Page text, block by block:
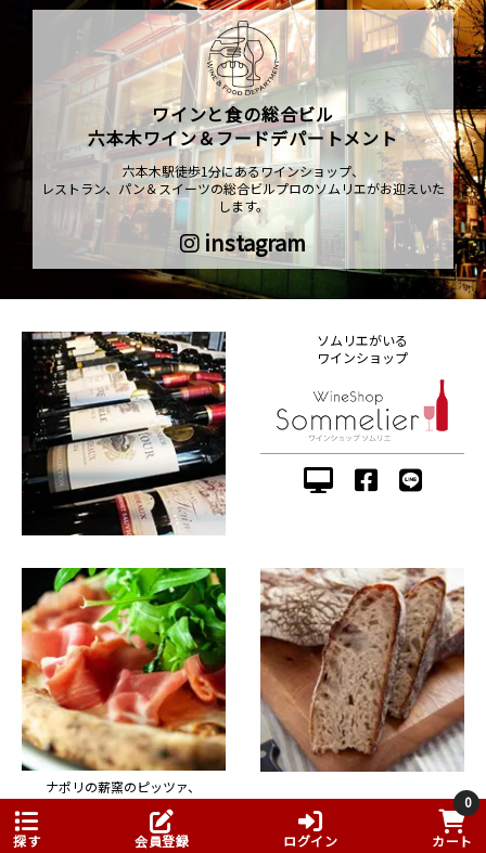
探す 会員登録 ログイン
0
カート
ワインと食の総合ビル
六本木ワイン＆フードデパートメント
六本木駅徒歩1分にあるワインショップ、
レストラン、パン＆スイーツの総合ビルプロのソムリエがお迎えいた
します。
instagram
ソムリエがいる
ワインショップ
ナポリの薪窯のピッツァ、
肉料理やジビエ料理。
イタリアンとフレンチの
魅力を伝えるお店。
石窯で焼いた天然酵母のパンを
50種類以上販売。